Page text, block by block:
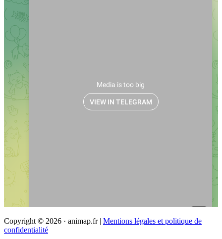
Copyright © 2026 · animap.fr | Mentions légales et politique de
confidentialité